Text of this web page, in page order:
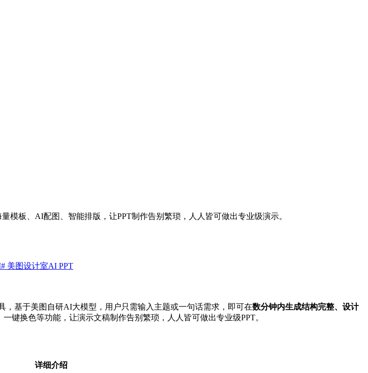
模板、AI配图、智能排版，让PPT制作告别繁琐，人人皆可做出专业级演示。
# 美图设计室AI PPT
，基于美图自研AI大模型，用户只需输入主题或一句话需求，即可在数分钟内生成结构完整、设计
、一键换色等功能，让演示文稿制作告别繁琐，人人皆可做出专业级PPT。
详细介绍